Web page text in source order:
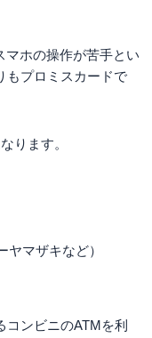
マホの操作が苦手とい
もプロミスカードで
ります。
マザキなど）
コンビニのATMを利